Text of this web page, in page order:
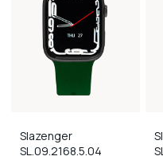
Slazenger
SL.09.2168.5.04